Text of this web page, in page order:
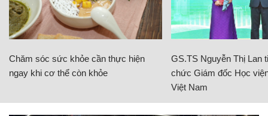
Chăm sóc sức khỏe cần thực hiện
ngay khi cơ thể còn khỏe
GS.TS Nguyễn Thị Lan
chức Giám đốc Học
Việt Nam